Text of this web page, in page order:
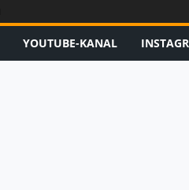
YOUTUBE-KANAL